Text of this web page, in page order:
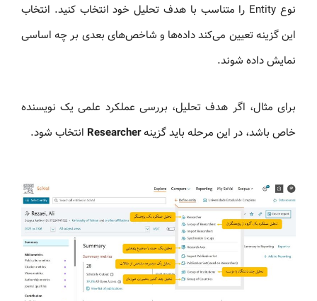
نوع Entity را متناسب با هدف تحلیل خود انتخاب کنید. انتخاب
این گزینه تعیین می‌کند داده‌ها و شاخص‌های بعدی بر چه اساسی
نمایش داده شوند.
برای مثال، اگر هدف تحلیل، بررسی عملکرد علمی یک نویسنده
خاص باشد، در این مرحله باید گزینهResearcher انتخاب شود.